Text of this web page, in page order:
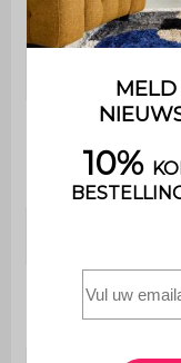
Gebruik
Montage
Afmetingen
van de zitting